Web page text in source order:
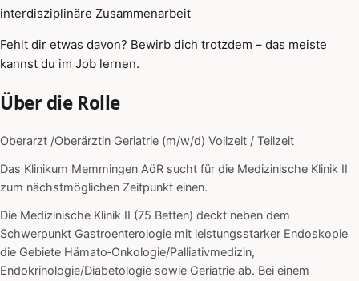
interdisziplinäre Zusammenarbeit
Fehlt dir etwas davon? Bewirb dich trotzdem – das meiste
kannst du im Job lernen.
Über die Rolle
Oberarzt /Oberärztin Geriatrie (m/w/d) Vollzeit / Teilzeit
Das Klinikum Memmingen AöR sucht für die Medizinische Klinik II
zum nächstmöglichen Zeitpunkt einen.
Die Medizinische Klinik II (75 Betten) deckt neben dem
Schwerpunkt Gastroenterologie mit leistungsstarker Endoskopie
die Gebiete Hämato‑Onkologie/Palliativmedizin,
Endokrinologie/Diabetologie sowie Geriatrie ab. Bei einem